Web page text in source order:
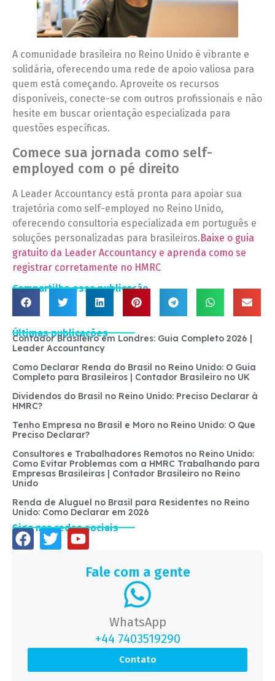
A comunidade brasileira no Reino Unido é vibrante e
solidária, oferecendo uma rede de apoio valiosa para
quem está começando. Aproveite os recursos
disponíveis, conecte-se com outros profissionais e não
hesite em buscar orientação especializada para
questões específicas.
Comece sua jornada como self-
employed com o pé direito
A Leader Accountancy está pronta para apoiar sua
trajetória como self-employed no Reino Unido,
oferecendo consultoria especializada em português e
soluções personalizadas para brasileiros.Baixe o guia
gratuito da Leader Accountancy e aprenda como se
registrar corretamente no HMRC
Compartilhe essa publicação
Últimas publicações
Contador Brasileiro em Londres: Guia Completo 2026 |
Leader Accountancy
Como Declarar Renda do Brasil no Reino Unido: O Guia
Completo para Brasileiros | Contador Brasileiro no UK
Dividendos do Brasil no Reino Unido: Preciso Declarar à
HMRC?
Tenho Empresa no Brasil e Moro no Reino Unido: O Que
Preciso Declarar?
Consultores e Trabalhadores Remotos no Reino Unido:
Como Evitar Problemas com a HMRC Trabalhando para
Empresas Brasileiras | Contador Brasileiro no Reino
Unido
Renda de Aluguel no Brasil para Residentes no Reino
Unido: Como Declarar em 2026
Siga nas redes sociais
Fale com a gente
WhatsApp
+44 7403519290
Contato